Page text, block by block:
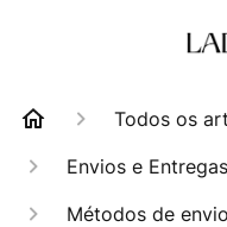
Todos os
Envios e Entregas
Métodos de